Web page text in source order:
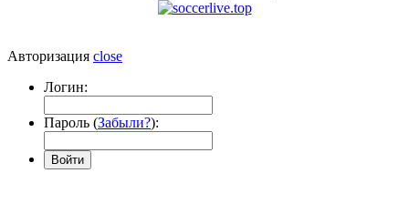
Авторизация close
Логин:
Пароль (Забыли?):
Войти